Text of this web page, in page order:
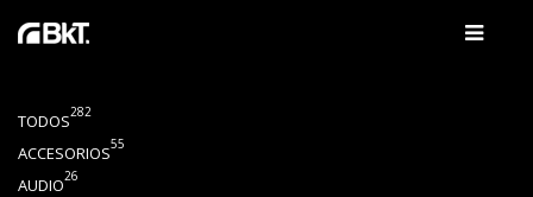
TODOS282
ACCESORIOS55
AUDIO26